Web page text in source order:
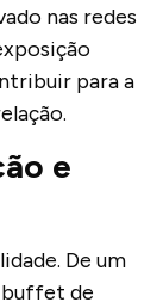
nas redes
para a
e
De um
buffet de